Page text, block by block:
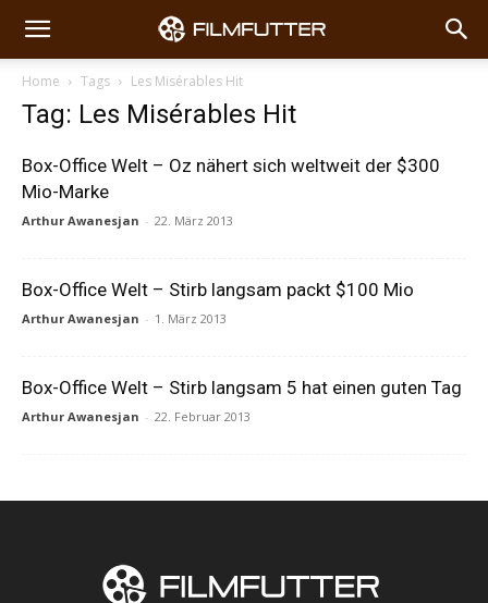
Home Tags Les Misérables Hit
Tag: Les Misérables Hit
Box-Office Welt – Oz nähert sich weltweit der $300
Mio-Marke
Arthur Awanesjan - 22. März 2013
Box-Office Welt – Stirb langsam packt $100 Mio
Arthur Awanesjan - 1. März 2013
Box-Office Welt – Stirb langsam 5 hat einen guten Tag
Arthur Awanesjan - 22. Februar 2013